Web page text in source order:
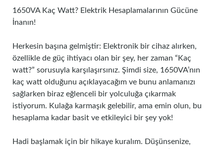
1650VA Kaç Watt? Elektrik Hesaplamalarının Gücüne
İnanın!
Herkesin başına gelmiştir: Elektronik bir cihaz alırken,
özellikle de güç ihtiyacı olan bir şey, her zaman “Kaç
watt?” sorusuyla karşılaşırsınız. Şimdi size, 1650VA’nın
kaç watt olduğunu açıklayacağım ve bunu anlamanızı
sağlarken biraz eğlenceli bir yolculuğa çıkarmak
istiyorum. Kulağa karmaşık gelebilir, ama emin olun, bu
hesaplama kadar basit ve etkileyici bir şey yok!
Hadi başlamak için bir hikaye kuralım. Düşünsenize,